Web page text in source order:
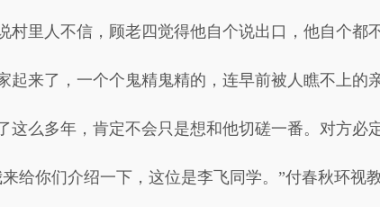
村里人不信，顾老四觉得他自个说出口，他自个都
起来了，一个个鬼精鬼精的，连早前被人瞧不上的
这么多年，肯定不会只是想和他切磋一番。对方必
给你们介绍一下，这位是李飞同学。”付春秋环视